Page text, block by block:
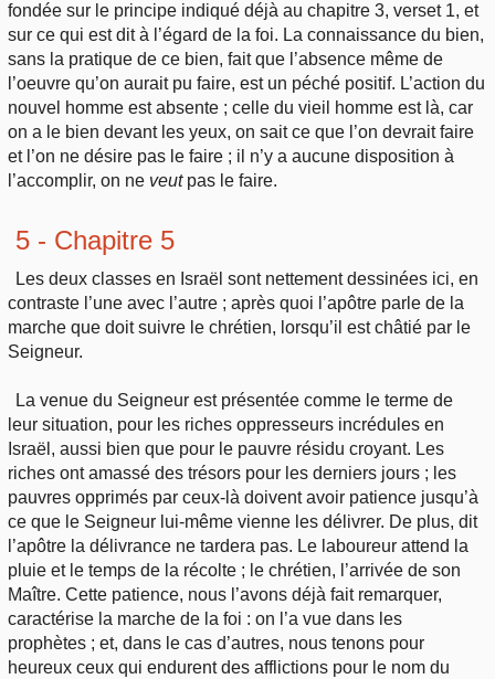
fondée sur le principe indiqué déjà au chapitre 3, verset 1, et
sur ce qui est dit à l’égard de la foi. La connaissance du bien,
sans la pratique de ce bien, fait que l’absence même de
l’oeuvre qu’on aurait pu faire, est un péché positif. L’action du
nouvel homme est absente ; celle du vieil homme est là, car
on a le bien devant les yeux, on sait ce que l’on devrait faire
et l’on ne désire pas le faire ; il n’y a aucune disposition à
l’accomplir, on ne veut pas le faire.
5 - Chapitre 5
Les deux classes en Israël sont nettement dessinées ici, en
contraste l’une avec l’autre ; après quoi l’apôtre parle de la
marche que doit suivre le chrétien, lorsqu’il est châtié par le
Seigneur.
La venue du Seigneur est présentée comme le terme de
leur situation, pour les riches oppresseurs incrédules en
Israël, aussi bien que pour le pauvre résidu croyant. Les
riches ont amassé des trésors pour les derniers jours ; les
pauvres opprimés par ceux-là doivent avoir patience jusqu’à
ce que le Seigneur lui-même vienne les délivrer. De plus, dit
l’apôtre la délivrance ne tardera pas. Le laboureur attend la
pluie et le temps de la récolte ; le chrétien, l’arrivée de son
Maître. Cette patience, nous l’avons déjà fait remarquer,
caractérise la marche de la foi : on l’a vue dans les
prophètes ; et, dans le cas d’autres, nous tenons pour
heureux ceux qui endurent des afflictions pour le nom du